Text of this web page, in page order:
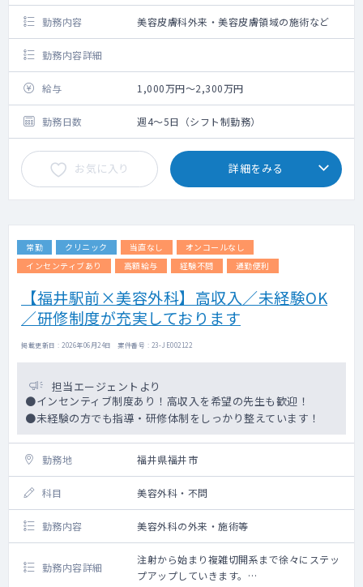
勤務内容 美容皮膚科外来・美容皮膚領域の施術など
勤務内容詳細
給与 1,000万円～2,300万円
勤務日数 週4～5日（シフト制勤務）
お気に入り 詳細をみる
常勤 クリニック 当直なし
オンコールなし
インセンティブあり
高額給与 経験不問 通勤便利
【福井駅前×美容外科】高収入／未経験OK
／研修制度が充実しております
掲載更新日 : 2026年06月24日 案件番号 : 23-JE002122
担当エージェントより
●インセンティブ制度あり！高収入を希望の先生も歓迎！
●未経験の方でも指導・研修体制をしっかり整えています！
勤務地 福井県福井市
科目 美容外科・不問
勤務内容 美容外科の外来・施術等
勤務内容詳細
注射から始まり複雑切開系まで徐々にステッ
プアップしていきます。